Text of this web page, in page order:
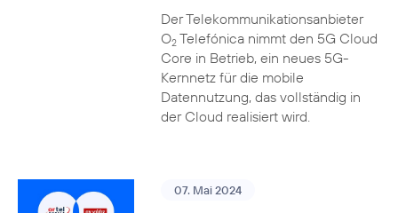
Der Telekommunikationsanbieter
O2Telefónica nimmt den 5G Cloud
Core in Betrieb, ein neues 5G-
Kernnetz für die mobile
Datennutzung, das vollständig in
der Cloud realisiert wird.
07. Mai 2024